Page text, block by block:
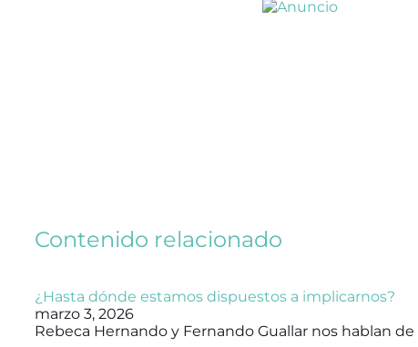
Contenido relacionado
¿Hasta dónde estamos dispuestos a implicarnos?
marzo 3, 2026
Rebeca Hernando y Fernando Guallar nos hablan de